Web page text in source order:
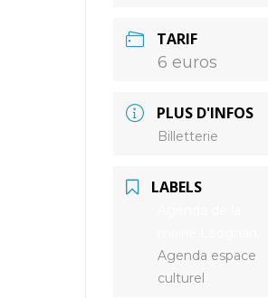
TARIF
6 euros
PLUS D'INFOS
Billetterie
LABELS
Agenda espace
culturel